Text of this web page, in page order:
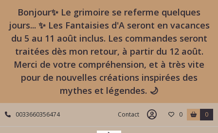
Bonjour✨ Le grimoire se referme quelques
jours... ✨ Les Fantaisies d'A seront en vacances
du 5 au 11 août inclus. Les commandes seront
traitées dès mon retour, à partir du 12 août.
Merci de votre compréhension, et à très vite
pour de nouvelles créations inspirées des
mythes et légendes. 🌙
0033660356474 Contact 0 0